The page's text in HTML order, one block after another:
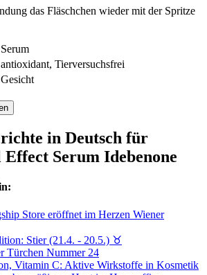
das Fläschchen wieder mit der Spritze
Serum
antioxidant, Tierversuchsfrei
Gesicht
in Deutsch für
Effect Serum Idebenone
Store eröffnet im Herzen Wiener
Stier (21.4. - 20.5.) ♉︎
Türchen Nummer 24
Vitamin C: Aktive Wirkstoffe in Kosmetik